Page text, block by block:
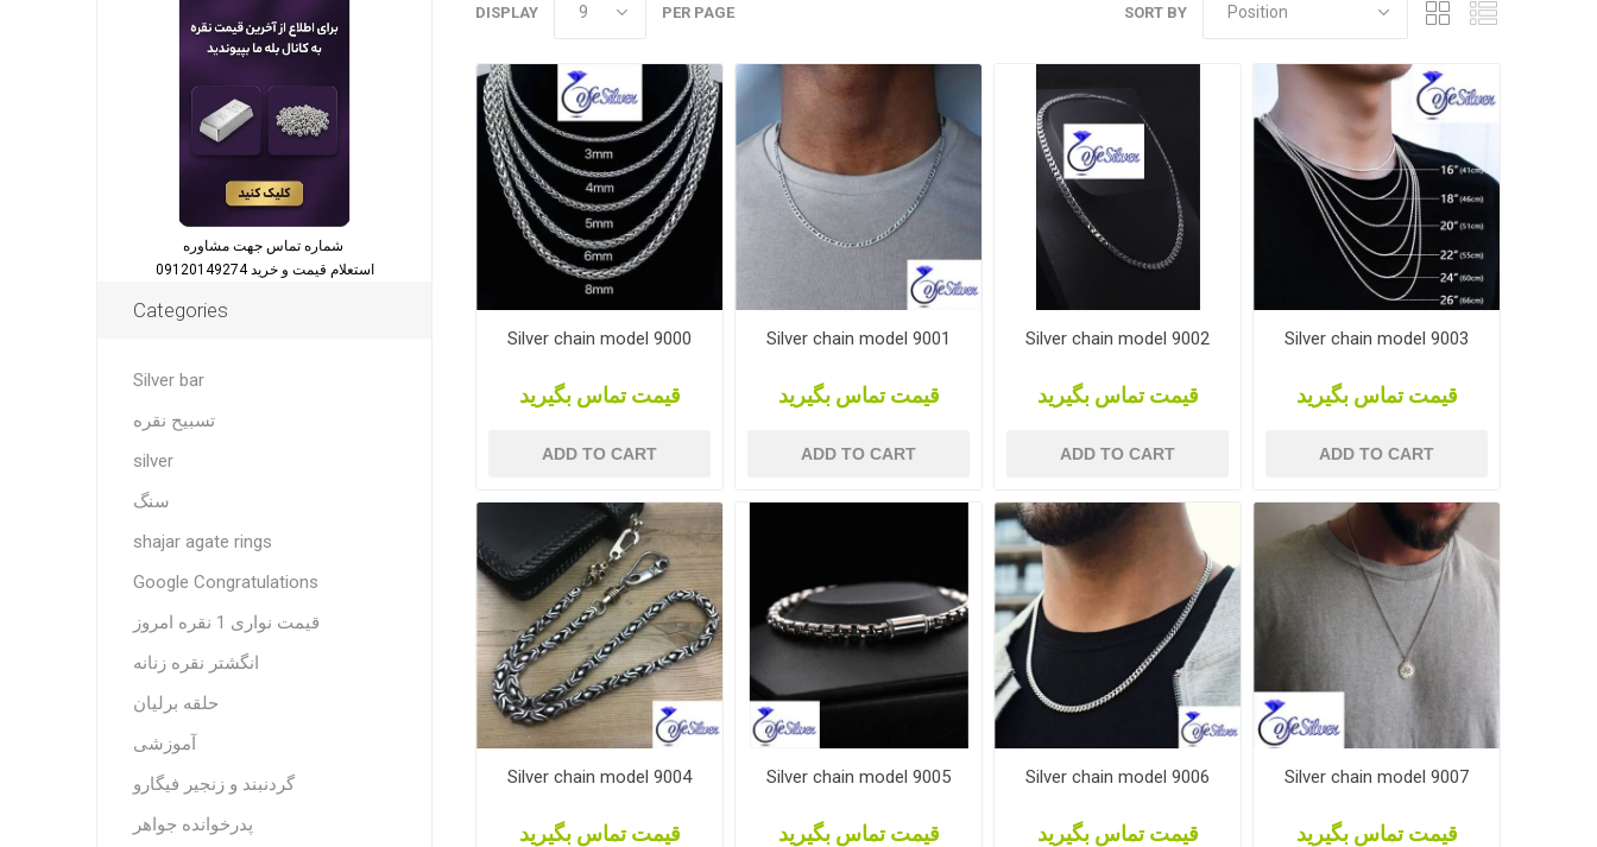
SORT BY
DISPLAY PER PAGE
Silver chain model 9000
قیمت تماس بگیرید
ADD TO CART
Silver chain model 9001
قیمت تماس بگیرید
ADD TO CART
Silver chain model 9002
قیمت تماس بگیرید
ADD TO CART
Silver chain model 9003
قیمت تماس بگیرید
ADD TO CART
Silver chain model 9004
قیمت تماس بگیرید
Silver chain model 9005
قیمت تماس بگیرید
Silver chain model 9006
قیمت تماس بگیرید
Silver chain model 9007
قیمت تماس بگیرید
استعلام قیمت و خرید 09120149274
Categories
Silver bar
تسبیح نقره
silver
سنگ
shajar agate rings
Google Congratulations
قیمت نواری 1 نقره امروز
انگشتر نقره زنانه
حلقه برلیان
آموزشی
گردنبند و زنجیر فیگارو
پدرخوانده جواهر